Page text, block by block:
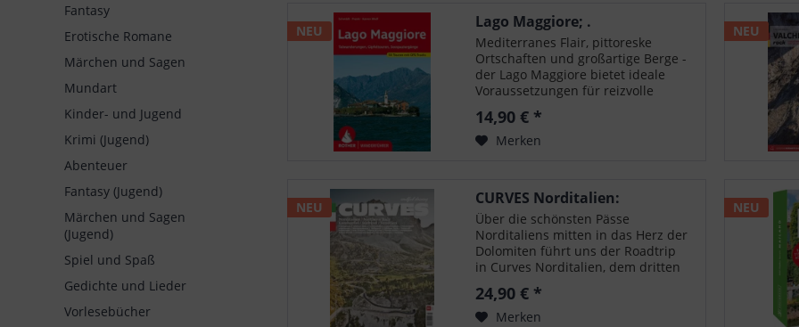
Fantasy
Erotische Romane
Märchen und Sagen
Mundart
Kinder- und Jugend
Krimi (Jugend)
Abenteuer
Fantasy (Jugend)
Märchen und Sagen
(Jugend)
Spiel und Spaß
Gedichte und Lieder
Vorlesebücher
NEU Lago Maggiore; .
Mediterranes Flair, pittoreske
Ortschaften und großartige Berge -
der Lago Maggiore bietet ideale
Voraussetzungen für reizvolle
Wanderungen. Der Rother
Wanderführer stellt die 50
schönsten Talwanderungen und
14,90 € *
Merken
NEU
NEU
CURVES Norditalien:
Lombardei, Südtirol,...
Über die schönsten Pässe
Norditaliens mitten in das Herz der
Dolomiten führt uns der Roadtrip
in Curves Norditalien, dem dritten
Band des Liebhaber-Magazins für
leidenschaftliche Fahrer. Start der
Tour durch Südtirol und Italien ist
24,90 € *
Merken
NEU